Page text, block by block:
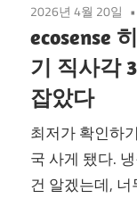
2026년 4월 20일
ecosense
기 직사각
잡았다
최저가 확인하
국 사게 됐다.
건 알겠는데, 너